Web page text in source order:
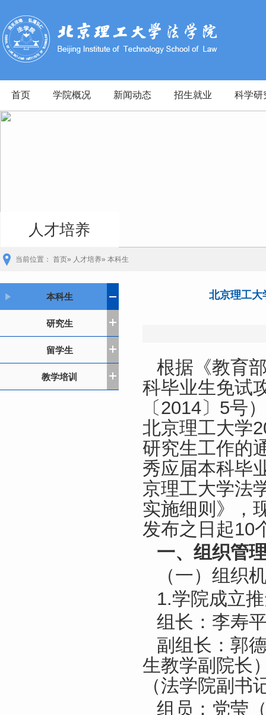
首页 学院概况 新闻动态 招生就业 科学研
人才培养
当前位置： 首页» 人才培养» 本科生
本科生
研究生
留学生
教学培训
北京理工大
根据《教育
科毕业生免试
〔2014〕5号
北京理工大学
研究生工作的
秀应届本科毕
京理工大学法
实施细则》，
发布之日起10
一、组织管
（一）组织
1.学院成立
组长：李寿
副组长：郭
生教学副院长
（法学院副
组员：党莹